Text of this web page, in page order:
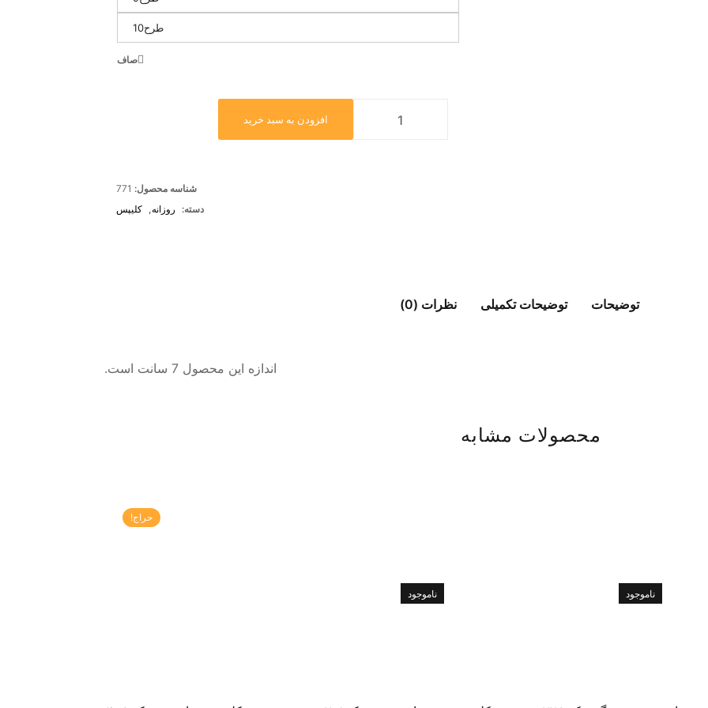
طرح10
صاف
افزودن به سبد خرید
شناسه محصول: 771
دسته:
روزانه کلیپس
توضیحات توضیحات تکمیلی نظرات (0)
اندازه این محصول 7 سانت است.
محصولات مشابه
ناموجود ناموجود
حراج!